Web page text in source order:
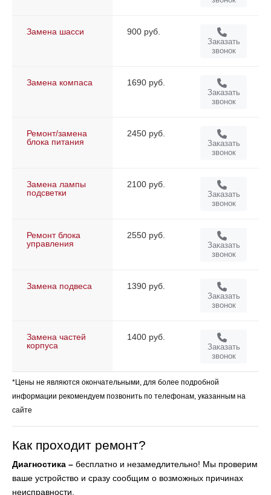
Замена шасси 900 руб.
Заказать
звонок
Замена компаса 1690 руб.
Заказать
звонок
Ремонт/замена
блока питания
2450 руб.
Заказать
звонок
Замена лампы
подсветки
2100 руб.
Заказать
звонок
Ремонт блока
управления
2550 руб.
Заказать
звонок
Замена подвеса 1390 руб.
Заказать
звонок
Замена частей
корпуса
1400 руб.
Заказать
звонок
*Цены не являются окончательными, для более подробной
информации рекомендуем позвонить по телефонам, указанным на
сайте
Как проходит ремонт?
Диагностика – бесплатно и незамедлительно! Мы проверим
ваше устройство и сразу сообщим о возможных причинах
неисправности.